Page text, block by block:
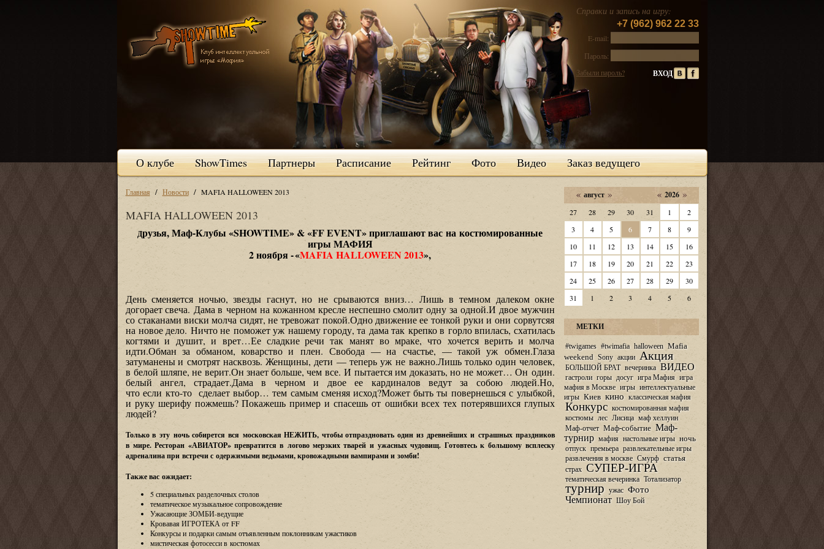
Справки и запись на игру:
+7 (962) 962 22 33
E-mail:
Пароль:
Забыли пароль?
О клубе ShowTimes Партнеры Расписание Рейтинг Фото Видео Заказ ведущего
Главная / Новости / MAFIA HALLOWEEN 2013
MAFIA HALLOWEEN 2013
Друзья, Маф-Клубы «SHOWTIME» &«FFEVENT» приглашают вас на костюмированные
игры МАФИЯ
2 ноября -«MAFIA HALLOWEEN 2013»,
День сменяется ночью, звезды гаснут, но не срываются вниз… Лишь в темном далеком окне
догорает свеча. Дама в черном на кожанном кресле неспешно смолит одну за одной.И двое мужчин
со стаканами виски молча сидят, не тревожат покой.Одно движение ее тонкой руки и они сорвутсяя
на новое дело. Ничто не поможет уж нашему городу, та дама так крепко в горло впилась, схатилась
когтями и душит, и врет…Ее сладкие речи так манят во мраке, что хочется верить и молча
идти.Обман за обманом, коварство и плен. Свобода — на счастье, — такой уж обмен.Глаза
затуманены и смотрят насквозь. Женщины, дети — теперь уж не важно.Лишь только один человек,
в белой шляпе, не верит.Он знает больше, чем все. И пытается им доказать, но не может… Он один.
белый ангел, страдает.Дама в черном и двое ее кардиналов ведут за собою людей.Но,
что есликто-то сделает выбор… тем самым сменяя исход?Может быть ты повернешься с улыбкой,
и руку шерифу пожмешь? Покажешь пример и спасешь от ошибки всех тех потерявшихся глупых
людей?
Только в эту ночь собирется вся московская НЕЖИТЬ, чтобы отпраздновать один из древнейших и страшных праздников
в мире. Ресторан «АВИАТОР» превратится в логово мерзких тварей и ужасных чудовищ. Готовтесь к большому всплеску
адреналина при встречи с одержимыми ведьмами, кровожадными вампирами и зомби!
Также вас ожидает:
5 специальных разделочных столов
тематическое музыкальное сопровождение
Ужасающие ЗОМБИ-ведущие
Кровавая ИГРОТЕКА от FF
Конкурсы и подарки самым отъявленным поклонникам ужастиков
мистическая фотосесси в костюмах
август 2026
27 28 29 30 31 1
2
3
4 5 6 7 8
9
10
11 12 13 14 15
16
17
18 19 20 21 22
23
24
25 26 27 28 29
30
31
1 2 3 4 5 6
МЕТКИ
#twigames #twimafia halloween Mafia
weekend Sony акции Акция
БОЛЬШОЙ БРАТ вечеринка ВИДЕО
гастроли горы досуг игра Мафия игра
мафия в Москве игры интеллектуальные
игры Киев кино классическая мафия
Конкурс костюмированная мафия
костюмы лес Лисица маф хеллуин
Маф-отчет Маф-событие Маф-
турнир мафия настольные игры ночь
отпуск премьера развлекательные игры
развлечения в москве Смурф статья
страх СУПЕР-ИГРА
тематическая вечеринка Тотализатор
турнир ужас Фото
Чемпионат Шоу Бой